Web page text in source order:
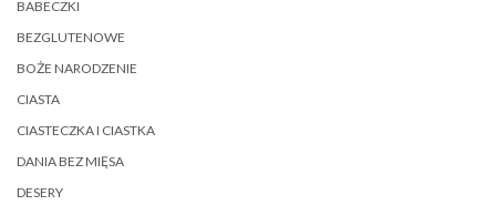
BABECZKI
BEZGLUTENOWE
BOŻE NARODZENIE
CIASTA
CIASTECZKA I CIASTKA
DANIA BEZ MIĘSA
DESERY